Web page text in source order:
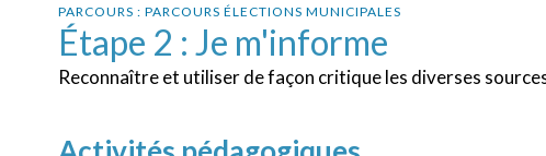
PARCOURS : PARCOURS ÉLECTIONS MUNICIPALES
Étape 2 : Je m'informe
Reconnaître et utiliser de façon critique les diverses